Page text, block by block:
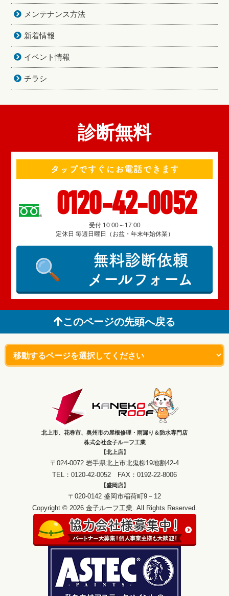
メンテナンス方法
新着情報
イベント情報
チラシ
診断無料
タップですぐにお電話できます
0120-42-0052
受付 10:00～17:00
定休日 毎週日曜日（お盆・年末年始休業）
無料診断依頼
メールフォーム
このページの先頭へ戻る
北上市、花巻市、奥州市の屋根修理・雨漏り＆防水専門店
株式会社金子ルーフ工業
【北上店】
〒024-0072 岩手県北上市北鬼柳19地割42-4
TEL：0120-42-0052 FAX：0192-22-8006
【盛岡店】
〒020-0142 盛岡市稲荷町9－12
Copyright © 2026 金子ルーフ工業. All Rights Reserved.